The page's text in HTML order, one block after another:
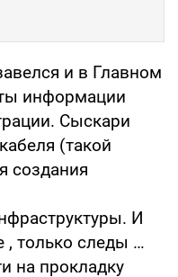
и в Главном
информации
Сыскари
(такой
создания
И
только следы …
на прокладку